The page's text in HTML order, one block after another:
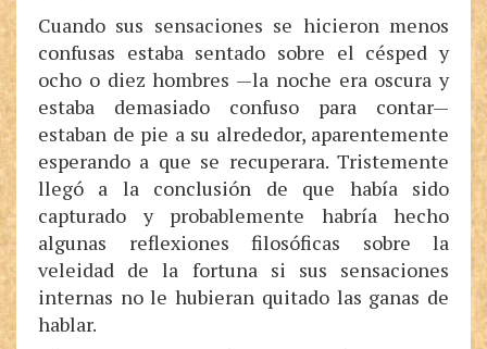
Cuando sus sensaciones se hicieron menos
confusas estaba sentado sobre el césped y
ocho o diez hombres —la noche era oscura y
estaba demasiado confuso para contar—
estaban de pie a su alrededor, aparentemente
esperando a que se recuperara. Tristemente
llegó a la conclusión de que había sido
capturado y probablemente habría hecho
algunas reflexiones filosóficas sobre la
veleidad de la fortuna si sus sensaciones
internas no le hubieran quitado las ganas de
hablar.